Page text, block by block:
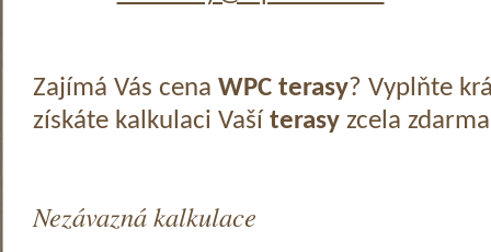
Zajímá Vás cena WPC terasy? Vyplňte
získáte kalkulaci Vaší terasyzcela
Nezávazná kalkulace